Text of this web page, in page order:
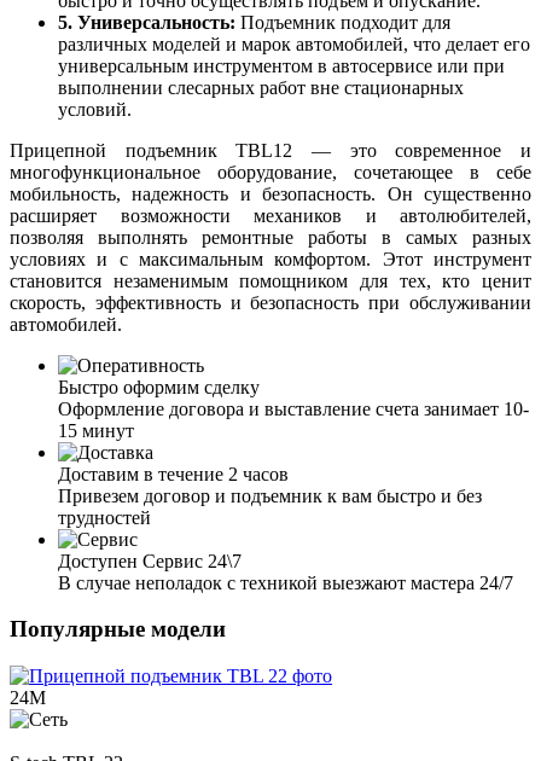
5. Универсальность: Подъемник подходит для
различных моделей и марок автомобилей, что делает его
универсальным инструментом в автосервисе или при
выполнении слесарных работ вне стационарных
условий.
Прицепной подъемник TBL12 — это современное и
многофункциональное оборудование, сочетающее в себе
мобильность, надежность и безопасность. Он существенно
расширяет возможности механиков и автолюбителей,
позволяя выполнять ремонтные работы в самых разных
условиях и с максимальным комфортом. Этот инструмент
становится незаменимым помощником для тех, кто ценит
скорость, эффективность и безопасность при обслуживании
автомобилей.
Быстро оформим сделку
Оформление договора и выставление счета занимает 10-
15 минут
Доставим в течение 2 часов
Привезем договор и подъемник к вам быстро и без
трудностей
Доступен Сервис 24\7
В случае неполадок с техникой выезжают мастера 24/7
Популярные модели
24М